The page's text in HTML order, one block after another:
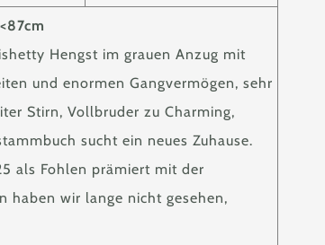
Hengst im grauen Anzug mit
und enormen Gangvermögen, sehr
Stirn, Vollbruder zu Charming,
sucht ein neues Zuhause.
als Fohlen prämiert mit der
haben wir lange nicht gesehen,